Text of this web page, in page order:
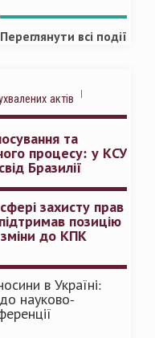
Переглянути всі події
актів
та
процесу: у КСУ
Бразилії
захисту прав
позицію
до КПК
в Україні:
науково-